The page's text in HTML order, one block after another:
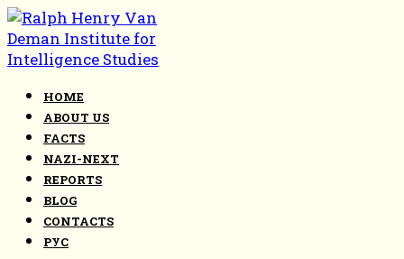
Skip
to
content
HOME
ABOUT US
FACTS
NAZI-NEXT
REPORTS
BLOG
CONTACTS
РУС